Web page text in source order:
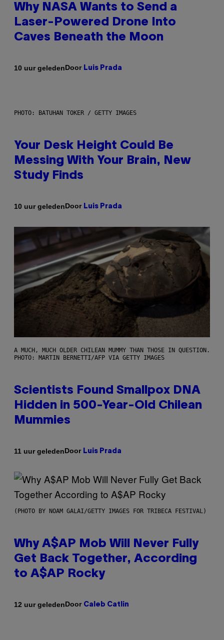
Why NASA Wants to Send a
Laser-Powered Drone Into
Caves Beneath the Moon
10 uur geledenDoor Luis Prada
PHOTO: BATUHAN TOKER / GETTY IMAGES
Your Desk Height Could Be
Messing With Your Brain, New
Study Finds
10 uur geledenDoor Luis Prada
A MUCH, MUCH OLDER CHILEAN MUMMY THAN THOSE IN QUESTION.
PHOTO: MARTIN BERNETTI/AFP VIA GETTY IMAGES
Scientists Found Smallpox DNA
Hidden in 500-Year-Old Chilean
Mummies
11 uur geledenDoor Luis Prada
(PHOTO BY NOAM GALAI/GETTY IMAGES FOR TRIBECA FESTIVAL)
Why A$AP Mob Will Never Fully
Get Back Together, According
to A$AP Rocky
12 uur geledenDoor Caleb Catlin